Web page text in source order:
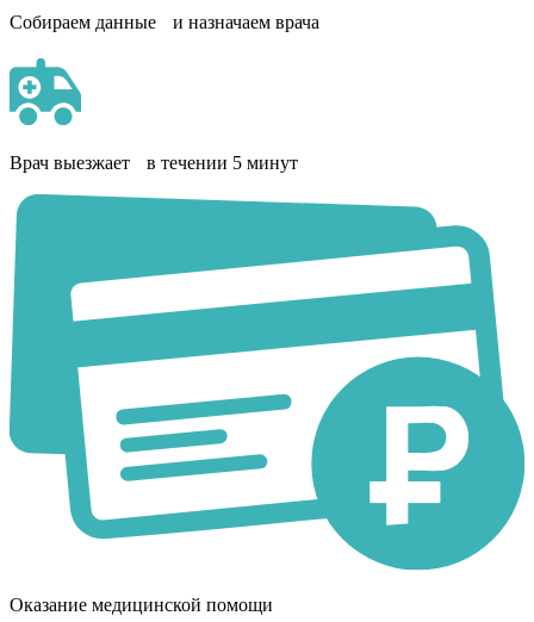
Собираем данные и назначаем врача
Врач выезжает в течении 5 минут
Оказание медицинской помощи